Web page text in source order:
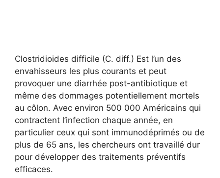
Clostridioides difficile (C. diff.) Est l’un des
envahisseurs les plus courants et peut
provoquer une diarrhée post-antibiotique et
même des dommages potentiellement mortels
au côlon. Avec environ 500 000 Américains qui
contractent l’infection chaque année, en
particulier ceux qui sont immunodéprimés ou de
plus de 65 ans, les chercheurs ont travaillé dur
pour développer des traitements préventifs
efficaces.